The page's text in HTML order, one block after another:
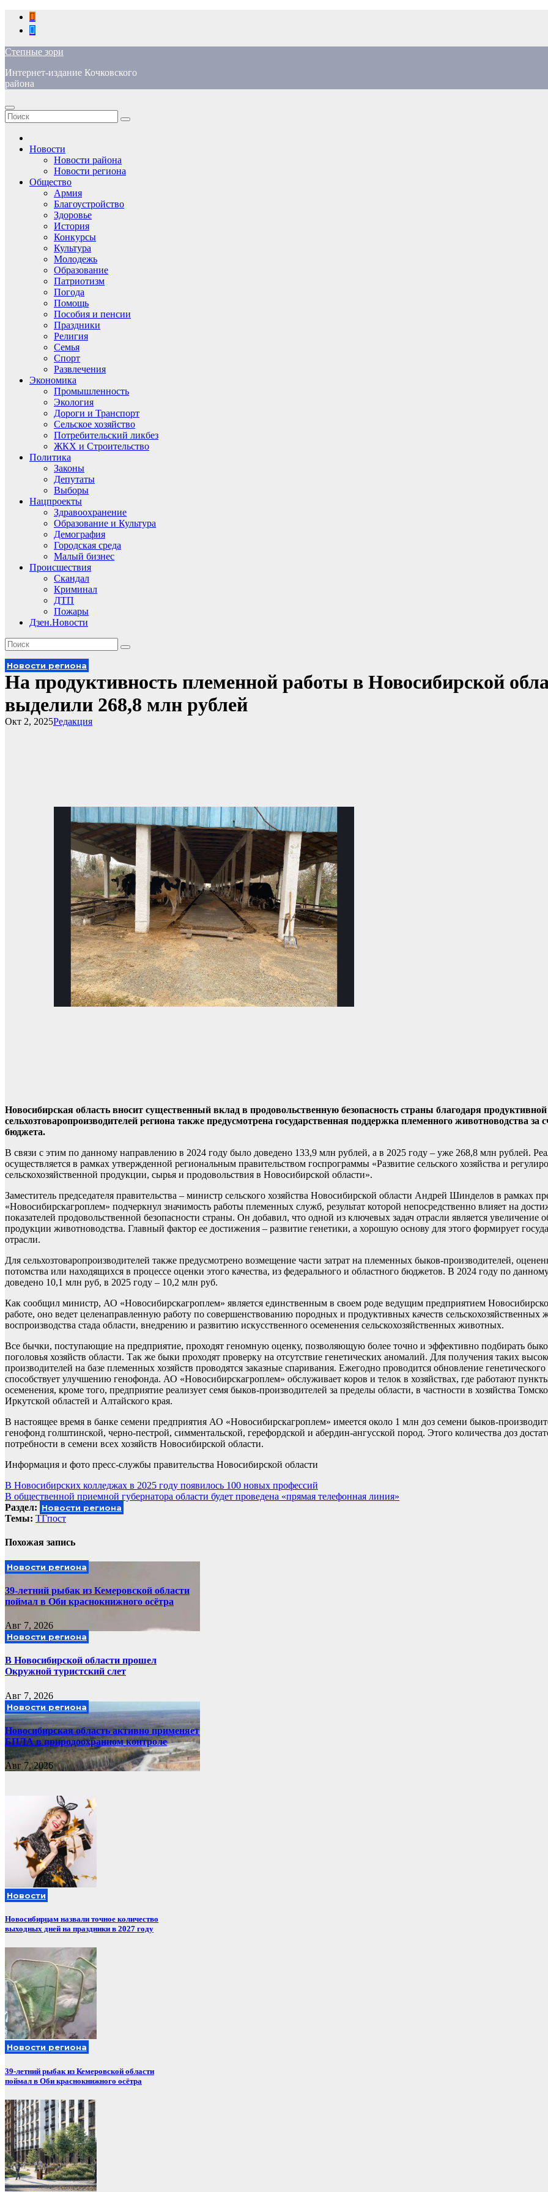
Перейти
содержимому
Степные зори
Интернет-издание Кочковского
района
Новости
Новости района
Новости региона
Общество
Армия
Благоустройство
Здоровье
История
Конкурсы
Культура
Молодежь
Образование
Патриотизм
Погода
Помощь
Пособия и пенсии
Праздники
Религия
Семья
Спорт
Развлечения
Экономика
Промышленность
Экология
Дороги и Транспорт
Сельское хозяйство
Потребительский ликбез
ЖКХ и Строительство
Политика
Законы
Депутаты
Выборы
Нацпроекты
Здравоохранение
Образование и Культура
Демография
Городская среда
Малый бизнес
Происшествия
Скандал
Криминал
ДТП
Пожары
Дзен.Новости
Новости региона
На продуктивность племенной работы в Новосибирской
выделили 268,8 млн рублей
Редакция
Окт 2, 2025
Новосибирская область вносит существенный вклад в продовольственную безопасность страны благодаря
сельхозтоваропроизводителей региона также предусмотрена государственная поддержка племенного животноводства за
бюджета.
В связи с этим по данному направлению в 2024 году было доведено 133,9 млн рублей, а в 2025 году – уже 268,8 млн рублей.
осуществляется в рамках утвержденной региональным правительством госпрограммы «Развитие сельского хозяйства и
сельскохозяйственной продукции, сырья и продовольствия в Новосибирской области».
Заместитель председателя правительства – министр сельского хозяйства Новосибирской области Андрей Шинделов в рамках
«Новосибирскагроплем» подчеркнул значимость работы племенных служб, результат которой непосредственно влияет на
показателей продовольственной безопасности страны. Он добавил, что одной из ключевых задач отрасли является увеличение
продукции животноводства. Главный фактор ее достижения – развитие генетики, а хорошую основу для этого формирует
отрасли.
Для сельхозтоваропроизводителей также предусмотрено возмещение части затрат на племенных быков-производителей,
потомства или находящихся в процессе оценки этого качества, из федерального и областного бюджетов. В 2024 году по
доведено 10,1 млн руб, в 2025 году – 10,2 млн руб.
Как сообщил министр, АО «Новосибирскагроплем» является единственным в своем роде ведущим предприятием
работе, оно ведет целенаправленную работу по совершенствованию породных и продуктивных качеств
воспроизводства стада области, внедрению и развитию искусственного осеменения сельскохозяйственных животных.
Все бычки, поступающие на предприятие, проходят геномную оценку, позволяющую более точно и эффективно подбирать
поголовья хозяйств области. Так же быки проходят проверку на отсутствие генетических аномалий. Для получения таких
производителей на базе племенных хозяйств проводятся заказные спаривания. Ежегодно проводится обновление генетического
способствует улучшению генофонда. АО «Новосибирскагроплем» обслуживает коров и телок в хозяйствах, где работают
осеменения, кроме того, предприятие реализует семя быков-производителей за пределы области, в частности в хозяйства
Иркутской областей и Алтайского края.
В настоящее время в банке семени предприятия АО «Новосибирскагроплем» имеется около 1 млн доз семени быков-
генофонд голштинской, черно-пестрой, симментальской, герефордской и абердин-ангусской пород. Этого количества доз
потребности в семени всех хозяйств Новосибирской области.
Информация и фото пресс-службы правительства Новосибирской области
Навигация
по
записям
В Новосибирских колледжах в 2025 году появилось 100 новых профессий
В общественной приемной губернатора области будет проведена «прямая телефонная линия»
Раздел: Новости региона
Темы: ТГпост
Похожая запись
Новости региона
39-летний рыбак из Кемеровской области
поймал в Оби краснокнижного осётра
Авг 7, 2026
Новости региона
В Новосибирской области прошел
Окружной туристский слет
Авг 7, 2026
Новости региона
Новосибирская область активно применяет
БПЛА в природоохранном контроле
Авг 7, 2026
Новости
Новосибирцам назвали точное количество
выходных дней на праздники в 2027 году
Новости региона
39-летний рыбак из Кемеровской области
поймал в Оби краснокнижного осётра